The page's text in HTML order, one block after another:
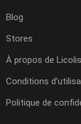
Blog
Stores
À propos de
Conditions
Politique de